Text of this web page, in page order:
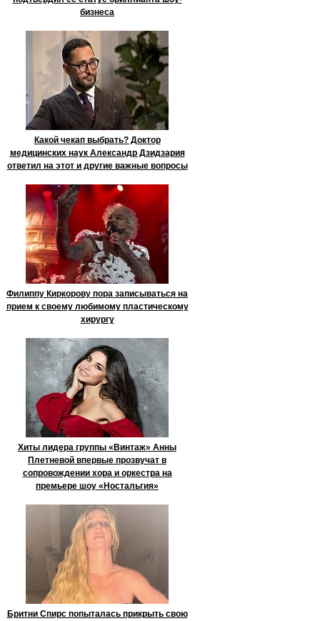
бизнеса
Какой чекап выбрать? Доктор
медицинских наук Александр Дзидзария
ответил на этот и другие важные вопросы
Филиппу Киркорову пора записываться на
прием к своему любимому пластическому
хирургу
Хиты лидера группы «Винтаж» Анны
Плетневой впервые прозвучат в
сопровождении хора и оркестра на
премьере шоу «Ностальгия»
Бритни Спирс попыталась прикрыть свою